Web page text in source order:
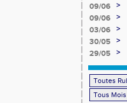
09/06
>
09/06
>
03/06
>
30/05
>
29/05
>